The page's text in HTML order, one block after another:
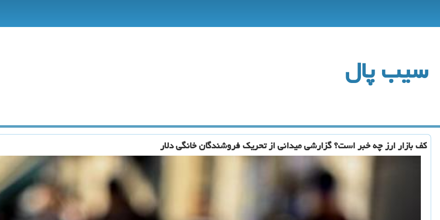
سیب پال
كف بازار ارز چه خبر است؟ گزارشی میدانی از تحریك فروشندگان خانگی دلار